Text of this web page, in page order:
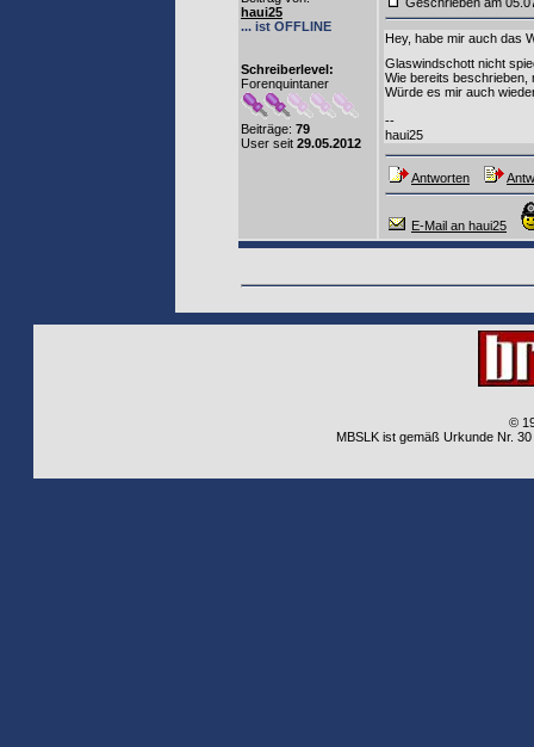
haui25
... ist OFFLINE
Schreiberlevel:
Forenquintaner
Beiträge: 79
User seit 29.05.2012
Hey, habe mir auch das
Glaswindschott nicht
Wie bereits
Würde es mir auch
--
haui25
Antworten
E-Mail an haui25
©
MBSLK ist gemäß Urkunde Nr.